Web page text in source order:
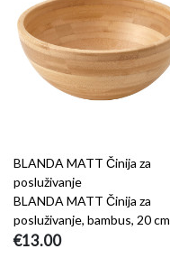
BLANDA MATT Činija za
posluživanje
BLANDA MATT Činija za
posluživanje, bambus, 20 cm
€13.00